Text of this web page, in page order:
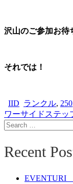
沢山のご参加お待
それでは！
IID ランクル, 250
ワーサイドステッ
Search
for:
Recent
EVENTURI